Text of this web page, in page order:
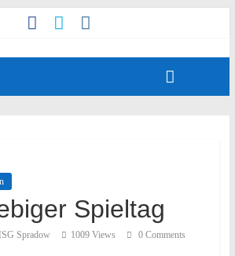
Spieltag
Spradow 1009 Views 0 Comments